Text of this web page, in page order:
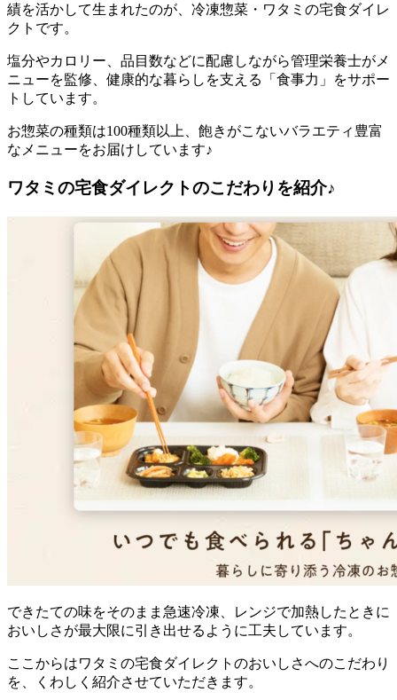
績を活かして生まれたのが、冷凍惣菜・ワタミの宅食ダイレ
クト です。
塩分やカロリー、品目数などに配慮しながら管理栄養士がメ
ニューを監修、健康的な暮らしを支える「食事力」をサポー
トしています。
お惣菜の種類は100種類以上、飽きがこないバラエティ豊富
なメニューをお届けしています♪
ワタミの宅食ダイレクトのこだわりを紹介♪
できたての味をそのまま急速冷凍、レンジで加熱したときに
おいしさが最大限に引き出せるように工夫 しています。
ここからはワタミの宅食ダイレクトのおいしさへのこだわり
を、くわしく紹介させていただきます。